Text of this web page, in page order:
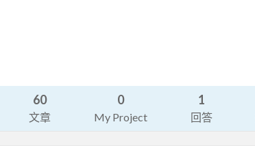
60
文章
0
My Project
1
回答